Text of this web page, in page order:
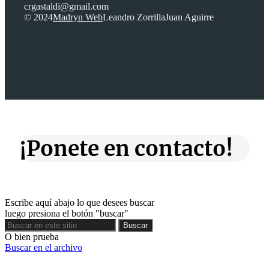
crgastaldi@gmail.com
© 2024Madryn WebLeandro ZorrillaJuan Aguirre
¡Ponete en contacto!
Escribe aquí abajo lo que desees buscar
luego presiona el botón "buscar"
Buscar
Buscar
O bien prueba
Buscar en el archivo